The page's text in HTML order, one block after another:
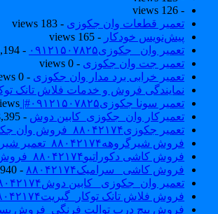
- 126 views
تعمیر قطعات وان جکوزی - 183 views
پیش‌نویس خودکار - 165 views
تعمیر وان _جکوزی۰۹۱۲۱۵۰۷۸۲۵
- 8,194 views
تعمیر جت وان جکوزی - 0 views
تعمیر خرابی برد مدار وان جکوزی - 0 views
نمایندگی فروش و خدمات فلاش تانک توکار
تعمیر سونا جکوزی۰۹۱۲۱۵۰۷۸۲۵#| Sauna | Jacuzzi
تعمیرکار وان_جکوزی_کابین دوش - 8,395 views
تعمیر جکوزی۸۸۰۴۲۱۷۴_فروش وان جکوزی
فروش شیرگروهه۸۸۰۴۲۱۷۴_تعمیر شیرگروهه
فروش کاشی دکوراتیو۸۸۰۴۲۱۷۴_فروش کاشی بین کابینتی
فروش کاشی _سرامیک۸۸۰۴۲۱۷۴
- 7,940 views
تعمیر وان_جکوزی_ کابین دوش۸۸۰۴۲۱۷۴
فروش فلاش تانک توکار_گبریت۸۸۰۴۲۱۷۴
فروش پیچ درب توالت فرنگی_فروش بست درب